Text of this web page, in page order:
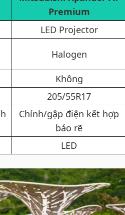
Premium​
LED Projector​
Halogen​
Không​
205/55R17​
Chỉnh/gập điện kết hợp
báo rẽ​
LED​